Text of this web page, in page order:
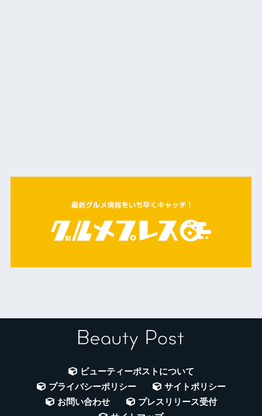
ビューティーポストについて
プライバシーポリシー
サイトポリシー
お問い合わせ
プレスリリース受付